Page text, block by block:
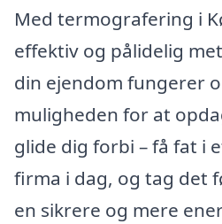
Med termografering i
effektiv og pålidelig
din ejendom fungerer
muligheden for at
glide dig forbi – få fat i
firma i dag, og tag det
en sikrere og mere